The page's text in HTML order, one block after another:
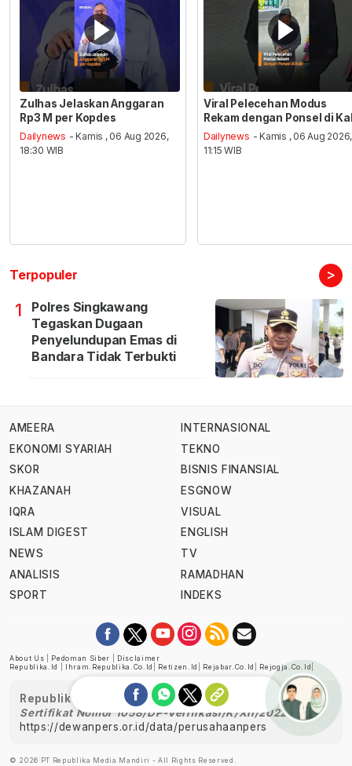
Zulhas Jelaskan Anggaran
Rp3 M per Kopdes
Dailynews - Kamis , 06 Aug 2026,
18:30 WIB
Viral Pelecehan Modus
Rekam dengan Ponsel di
Dailynews - Kamis , 06 Aug 2026,
11:15 WIB
Terpopuler >
1
Polres Singkawang
Tegaskan Dugaan
Penyelundupan Emas di
Bandara Tidak Terbukti
AMEERA
EKONOMI SYARIAH
SKOR
KHAZANAH
IQRA
ISLAM DIGEST
NEWS
ANALISIS
SPORT
INTERNASIONAL
TEKNO
BISNIS FINANSIAL
ESGNOW
VISUAL
ENGLISH
TV
RAMADHAN
INDEKS
About Us Pedoman Siber
Disclaimer
Republika.id
Ihram.republika.co.id Retizen.id Rejabar.co.id Rejogja.co.id
Republika telah diverifikasi oleh Dewan Pers
Sertifikat Nomor 1058/DP-Verifikasi/K/XII/2022
https://dewanpers.or.id/data/perusahaanpers
© 2026 PT Republika Media Mandiri - All Rights Reserved.
Ask me!